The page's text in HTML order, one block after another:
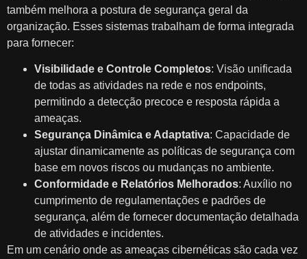
também melhora a postura de segurança geral da
organização. Esses sistemas trabalham de forma integrada
para fornecer:
Visibilidade e Controle Completos: Visão unificada
de todas as atividades na rede e nos endpoints,
permitindo a detecção precoce e resposta rápida a
ameaças.
Segurança Dinâmica e Adaptativa: Capacidade de
ajustar dinamicamente as políticas de segurança com
base em novos riscos ou mudanças no ambiente.
Conformidade e Relatórios Melhorados: Auxílio no
cumprimento de regulamentações e padrões de
segurança, além de fornecer documentação detalhada
de atividades e incidentes.
Em um cenário onde as ameaças cibernéticas são cada vez